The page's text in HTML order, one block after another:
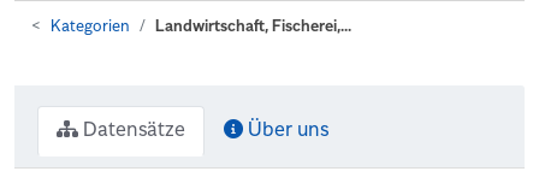
Kategorien Landwirtschaft, Fischerei,...
Datensätze Über uns